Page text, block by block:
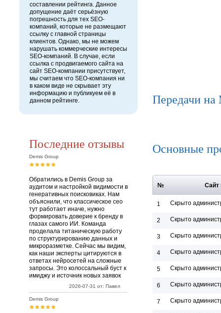
составлении рейтинга. Данное
допущение даёт серьёзную
погрешность для тех SEO-
компаний, которые не размещают
ссылку с главной страницы
клиентов. Однако, мы не можем
нарушать коммерческие интересы
SEO-компаний. В случае, если
ссылка с продвигаемого сайта на
сайт SEO-компании присутствует,
мы считаем что SEO-компания ни
в каком виде не скрывает эту
информацию и публикуем её в
данном рейтинге.
Последние отзывы
Demis Group
Обратились в Demis Group за
аудитом и настройкой видимости в
генеративных поисковиках. Нам
объяснили, что классическое сео
тут работает иначе, нужно
формировать доверие к бренду в
глазах самого ИИ. Команда
проделала титаническую работу
по структурированию данных и
микроразметке. Сейчас мы видим,
как наши эксперты цитируются в
ответах нейросетей на сложные
запросы. Это колоссальный буст к
имиджу и источник новых заявок
2026-07-31 от: Павел
Demis Group
Передачи на
Основные
№ Сайт
1 Скрыто
2 Скрыто
3 Скрыто
4 Скрыто
5 Скрыто
6 Скрыто
7 Скрыто